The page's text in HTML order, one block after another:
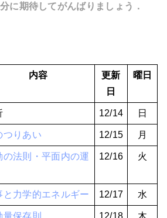
に期待してがんばりましょう．
内容
更新
日
曜日
12/14 日
つりあい 12/15 月
の法則・平面内の運
12/16 火
と力学的エネルギー 12/17 水